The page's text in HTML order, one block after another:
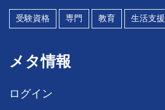
受験資格 専門 教育 生活支援
メタ情報
ログイン